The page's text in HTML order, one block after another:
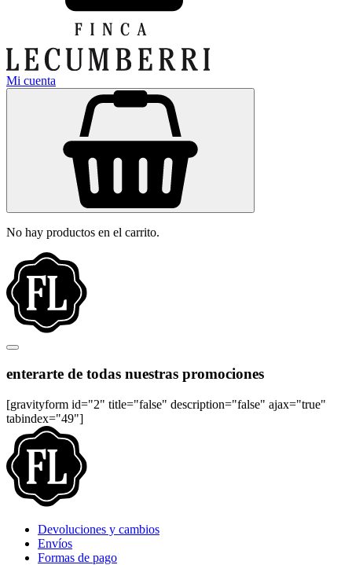
Mi cuenta
No hay productos en el carrito.
enterarte de todas nuestras promociones
[gravityform id="2" title="false" description="false" ajax="true"
tabindex="49"]
Devoluciones y cambios
Envíos
Formas de pago